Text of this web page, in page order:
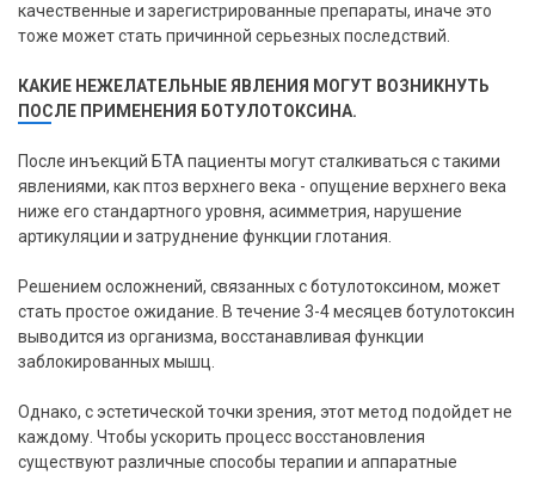
качественные и зарегистрированные препараты, иначе это
тоже может стать причинной серьезных последствий.
КАКИЕ НЕЖЕЛАТЕЛЬНЫЕ ЯВЛЕНИЯ МОГУТ ВОЗНИКНУТЬ
ПОСЛЕ ПРИМЕНЕНИЯ БОТУЛОТОКСИНА.
После инъекций БТА пациенты могут сталкиваться с такими
явлениями, как птоз верхнего века - опущение верхнего века
ниже его стандартного уровня, асимметрия, нарушение
артикуляции и затруднение функции глотания.
Решением осложнений, связанных с ботулотоксином, может
стать простое ожидание. В течение 3-4 месяцев ботулотоксин
выводится из организма, восстанавливая функции
заблокированных мышц.
Однако, с эстетической точки зрения, этот метод подойдет не
каждому. Чтобы ускорить процесс восстановления
существуют различные способы терапии и аппаратные